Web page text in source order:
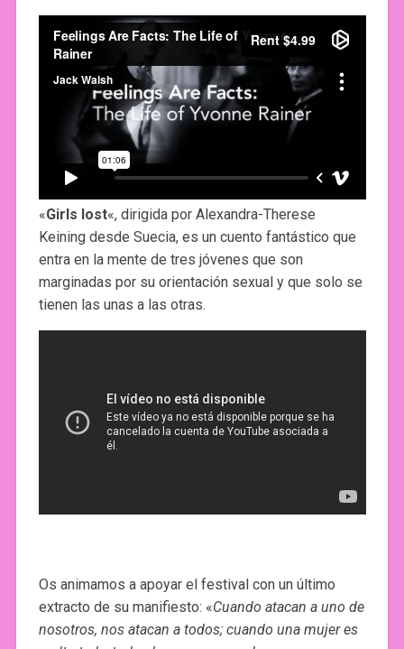
«Girls lost«, dirigida por Alexandra-Therese
Keining desde Suecia, es un cuento fantástico que
entra en la mente de tres jóvenes que son
marginadas por su orientación sexual y que solo se
tienen las unas a las otras.
Os animamos a apoyar el festival con un último
extracto de su manifiesto: «Cuando atacan a uno de
nosotros, nos atacan a todos; cuando una mujer es